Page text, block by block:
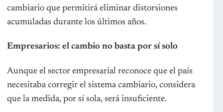
cambiario que permitirá eliminar distorsiones
acumuladas durante los últimos años.
Empresarios: el cambio no basta por sí solo
Aunque el sector empresarial reconoce que el país
necesitaba corregir el sistema cambiario, considera
que la medida, por sí sola, será insuficiente.